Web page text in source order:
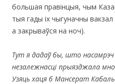
большая правінцыя, чым
тыя гады іх чыгуначны
а закрываўся на ноч).
Тут я дадаў бы, што насамрэч
незалежнасці прыязджала
Узяць хаця б Мансерат